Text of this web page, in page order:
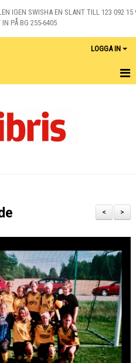
IGEN SWISHA EN SLANT TILL 123 092 15
IN PÅ BG 255-6405
LOGGA IN
>
<